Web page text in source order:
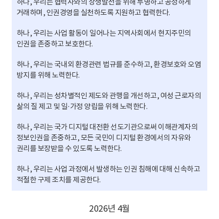
하나, 우리는 협력사와의 상생발전을 위해 투명하고 공정하게
거래하며, 인권경영을 실천하도록 지원하고 협력한다.
하나, 우리는 사업 활동이 일어나는 지역사회에서 현지주민의
인권을 존중하고 보호한다.
하나, 우리는 국내외 환경관련 법규를 준수하고, 환경보호와 오염
방지를 위해 노력한다.
하나, 우리는 성차별적인 제도와 관행을 개선하고, 여성 근로자의
삶의 질 제고 및 일·가정 양립을 위해 노력한다.
하나, 우리는 국가 디지털 대전환 선도기관으로써 이해관계자의
정보인권을 존중하고, 모든 국민이 디지털 환경에서의 자유와
권리를 보장받을 수 있도록 노력한다.
하나, 우리는 사업 과정에서 발생하는 인권 침해에 대해 신속하고
적절한 구제 조치를 제공한다.
2026년 4월